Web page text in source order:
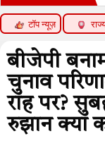
टॉप न्यूज़
बीजेपी
चुनाव
राह पर?
रुझान क्या